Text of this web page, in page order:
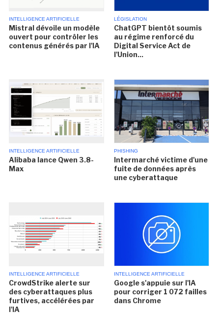
INTELLIGENCE ARTIFICIELLE
Mistral dévoile un modèle
ouvert pour contrôler les
contenus générés par l'IA
LÉGISLATION
ChatGPT bientôt soumis
au régime renforcé du
Digital Service Act de
l'Union...
INTELLIGENCE ARTIFICIELLE
Alibaba lance Qwen 3.8-
Max
PHISHING
Intermarché victime d'une
fuite de données après
une cyberattaque
INTELLIGENCE ARTIFICIELLE
CrowdStrike alerte sur
des cyberattaques plus
furtives, accélérées par
l'IA
INTELLIGENCE ARTIFICIELLE
Google s'appuie sur l'IA
pour corriger 1 072 failles
dans Chrome